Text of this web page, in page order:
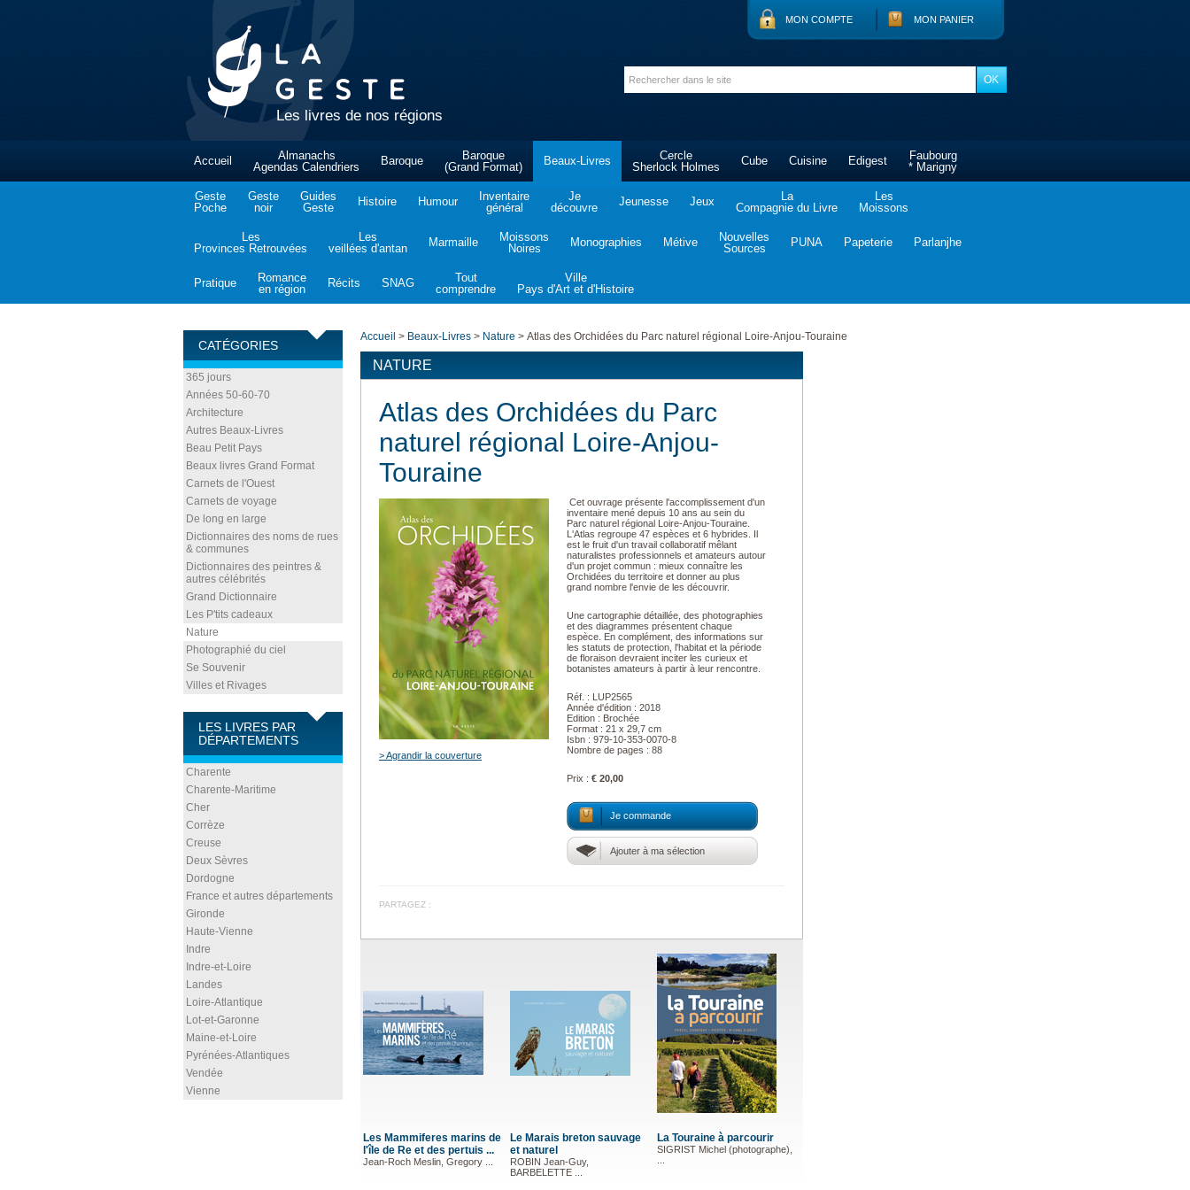
Les livres de nos régions
MON COMPTE MON PANIER
Accueil
Almanachs
Agendas Calendriers
Baroque
Baroque
(Grand Format)
Beaux-Livres
Cercle
Sherlock Holmes
Cube Cuisine Edigest
Faubourg
* Marigny
Geste
Poche
Geste
noir
Guides
Geste
Histoire Humour
Inventaire
général
Je
découvre
Jeunesse Jeux
La
Compagnie du Livre
Les
Moissons
Les
Provinces Retrouvées
Les
veillées d'antan
Marmaille
Moissons
Noires
Monographies Métive
Nouvelles
Sources
PUNA Papeterie Parlanjhe
Pratique
Romance
en région
Récits SNAG
Tout
comprendre
Ville
Pays d'Art et d'Histoire
CATÉGORIES
365 jours
Années 50-60-70
Architecture
Autres Beaux-Livres
Beau Petit Pays
Beaux livres Grand Format
Carnets de l'Ouest
Carnets de voyage
De long en large
Dictionnaires des noms de rues
& communes
Dictionnaires des peintres &
autres célébrités
Grand Dictionnaire
Les P'tits cadeaux
Nature
Photographié du ciel
Se Souvenir
Villes et Rivages
LES LIVRES PAR
DÉPARTEMENTS
Charente
Charente-Maritime
Cher
Corrèze
Creuse
Deux Sèvres
Dordogne
France et autres départements
Gironde
Haute-Vienne
Indre
Indre-et-Loire
Landes
Loire-Atlantique
Lot-et-Garonne
Maine-et-Loire
Pyrénées-Atlantiques
Vendée
Vienne
Accueil > Beaux-Livres > Nature > Atlas des Orchidées du Parc naturel régional Loire-Anjou-Touraine
NATURE
Atlas des Orchidées du Parc
naturel régional Loire-Anjou-
Touraine
> Agrandir la couverture
Cet ouvrage présente l'accomplissement d'un
inventaire mené depuis 10 ans au sein du
Parc naturel régional Loire-Anjou-Touraine.
L'Atlas regroupe 47 espèces et 6 hybrides. Il
est le fruit d'un travail collaboratif mêlant
naturalistes professionnels et amateurs autour
d'un projet commun : mieux connaître les
Orchidées du territoire et donner au plus
grand nombre l'envie de les découvrir.
Une cartographie détaillée, des photographies
et des diagrammes présentent chaque
espèce. En complément, des informations sur
les statuts de protection, l'habitat et la période
de floraison devraient inciter les curieux et
botanistes amateurs à partir à leur rencontre.
Réf. : LUP2565
Année d'édition : 2018
Edition : Brochée
Format : 21 x 29,7 cm
Isbn : 979-10-353-0070-8
Nombre de pages : 88
Prix : € 20,00
Je commande
Ajouter à ma sélection
PARTAGEZ :
Les Mammiferes marins de
l'île de Re et des pertuis ...
Jean-Roch Meslin, Gregory ...
Le Marais breton sauvage
et naturel
ROBIN Jean-Guy,
BARBELETTE ...
La Touraine à parcourir
SIGRIST Michel (photographe),